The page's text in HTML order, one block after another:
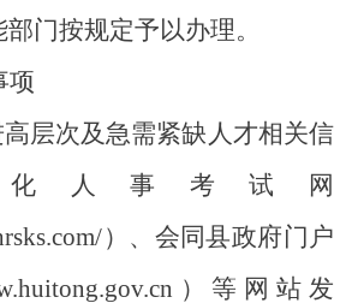
门按规定予以办理。
项
层次及急需紧缺人才相关信
人事考试网
）、会同县政府门户
）等网站发